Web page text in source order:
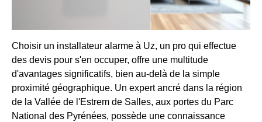
Choisir un installateur alarme à Uz, un pro qui effectue
des devis pour s'en occuper, offre une multitude
d'avantages significatifs, bien au-delà de la simple
proximité géographique. Un expert ancré dans la région
de la Vallée de l'Estrem de Salles, aux portes du Parc
National des Pyrénées, possède une connaissance